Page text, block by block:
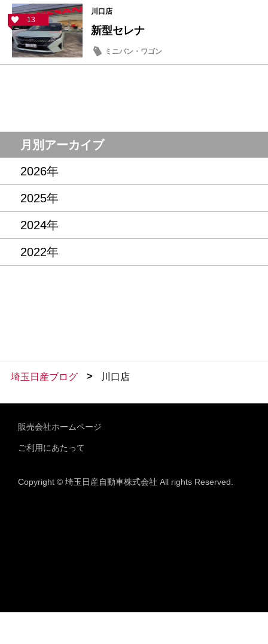
13
川口店
新型セレナ
ミニバン・ワゴン
月別アーカイブ
2026年
2025年
2024年
2022年
埼玉日産ブログ > 川口店
販売会社ホームページ
ご利用にあたって
Copyright © 埼玉日産自動車株式会社 All rights Reserved.